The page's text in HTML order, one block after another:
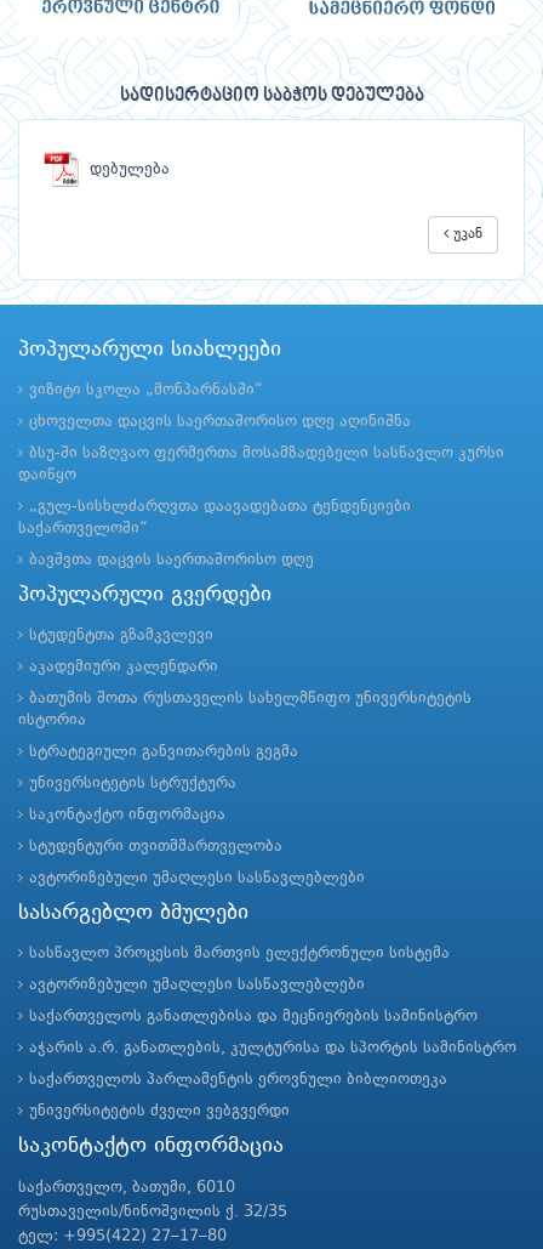
სადისერტაციო საბჭოს დებულება
დებულება
უკან
პოპულარული სიახლეები
ვიზიტი სკოლა „მონპარნასში“
ცხოველთა დაცვის საერთაშორისო დღე აღინიშნა
ბსუ-ში საზღვაო ფერმერთა მოსამზადებელი სასწავლო კურსი
დაიწყო
„გულ-სისხლძარღვთა დაავადებათა ტენდენციები
საქართველოში“
ბავშვთა დაცვის საერთაშორისო დღე
პოპულარული გვერდები
სტუდენტთა გზამკვლევი
აკადემიური კალენდარი
ბათუმის შოთა რუსთაველის სახელმწიფო უნივერსიტეტის
ისტორია
სტრატეგიული განვითარების გეგმა
უნივერსიტეტის სტრუქტურა
საკონტაქტო ინფორმაცია
სტუდენტური თვითმმართველობა
ავტორიზებული უმაღლესი სასწავლებლები
სასარგებლო ბმულები
სასწავლო პროცესის მართვის ელექტრონული სისტემა
ავტორიზებული უმაღლესი სასწავლებლები
საქართველოს განათლებისა და მეცნიერების სამინისტრო
აჭარის ა.რ. განათლების, კულტურისა და სპორტის სამინისტრო
საქართველოს პარლამენტის ეროვნული ბიბლიოთეკა
უნივერსიტეტის ძველი ვებგვერდი
საკონტაქტო ინფორმაცია
საქართველო, ბათუმი, 6010
რუსთაველის/ნინოშვილის ქ. 32/35
ტელ: +995(422) 27–17–80